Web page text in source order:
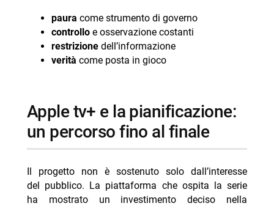
paura come strumento di governo
controlloe osservazione costanti
restrizionedell’informazione
verità come posta in gioco
apple tv+ e la pianificazione:
un percorso fino al finale
Il progetto non è sostenuto solo dall’interesse
del pubblico. La piattaforma che ospita la serie
ha mostrato un investimento deciso nella